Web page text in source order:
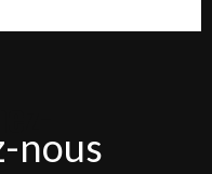
nous